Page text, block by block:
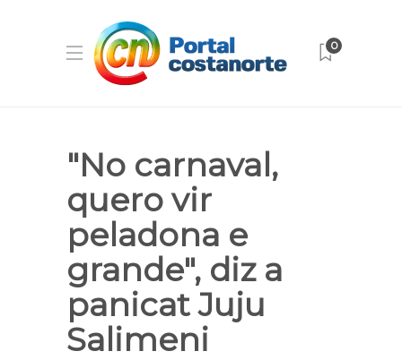
0
"No carnaval,
quero vir
peladona e
grande", diz a
panicat Juju
Salimeni